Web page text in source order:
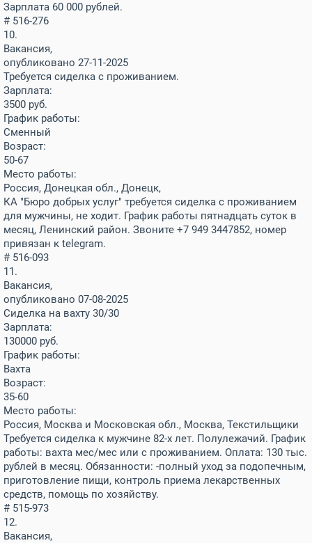
Зарплата 60 000 рублей.
# 516-276
10.
Вакансия,
опубликовано 27-11-2025
Требуется сиделка с проживанием.
Зарплата:
3500 руб.
График работы:
Сменный
Возраст:
50-67
Место работы:
Россия, Донецкая обл., Донецк,
КА "Бюро добрых услуг" требуется сиделка с проживанием
для мужчины, не ходит. График работы пятнадцать суток в
месяц, Ленинский район. Звоните +7 949 3447852, номер
привязан к telegram.
# 516-093
11.
Вакансия,
опубликовано 07-08-2025
Сиделка на вахту 30/30
Зарплата:
130000 руб.
График работы:
Вахта
Возраст:
35-60
Место работы:
Россия, Москва и Московская обл., Москва, Текстильщики
Требуется сиделка к мужчине 82-х лет. Полулежачий. График
работы: вахта мес/мес или с проживанием. Оплата: 130 тыс.
рублей в месяц. Обязанности: -полный уход за подопечным,
приготовление пищи, контроль приема лекарственных
средств, помощь по хозяйству.
# 515-973
12.
Вакансия,